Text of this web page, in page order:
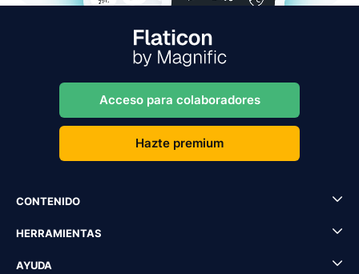
Acceso para colaboradores
Hazte premium
CONTENIDO
HERRAMIENTAS
AYUDA